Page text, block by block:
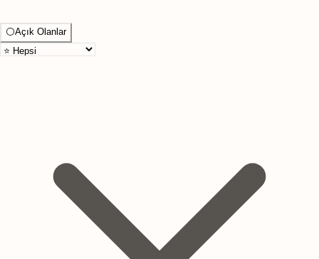
⚪Açık Olanlar